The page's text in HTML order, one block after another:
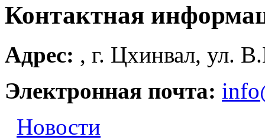
Контактная
Адрес: , г. Цхинвал, ул.
Электронная почта:
Новости